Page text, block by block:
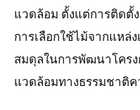
แวดล้อม ตั้งแต่การติดตั้
การเลือกใช้ไม้จากแหล่
สมดุลในการพัฒนาโคร
แวดล้อมทางธรรมชาติ